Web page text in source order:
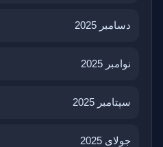
دسامبر 2025
نوامبر 2025
سپتامبر 2025
جولای 2025